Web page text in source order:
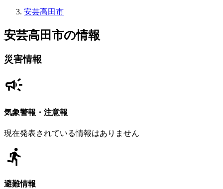
安芸高田市
安芸高田市の情報
災害情報
気象警報・注意報
現在発表されている情報はありません
避難情報